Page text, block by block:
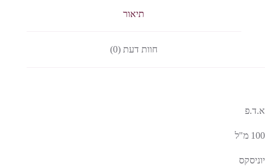
תיאור
חוות דעת (0)
א.ד.פ
100 מ"ל
יוניסקס